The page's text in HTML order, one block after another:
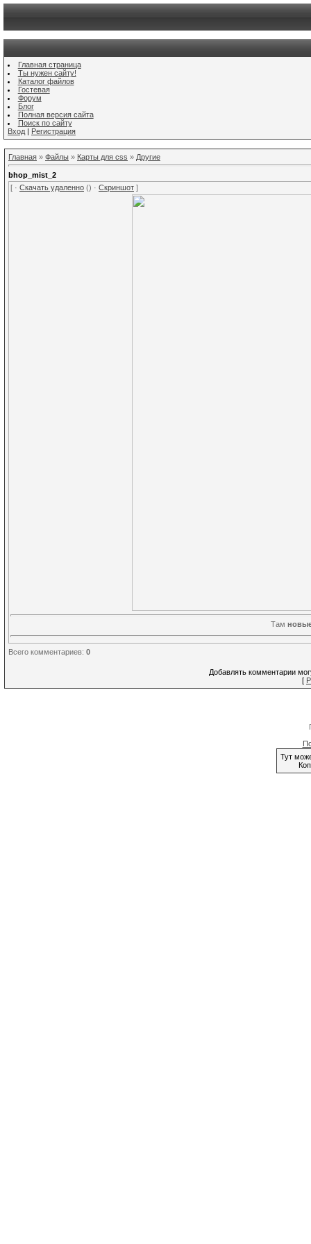
Главная страница
Ты нужен сайту!
Каталог файлов
Гостевая
Форум
Блог
Полная версия сайта
Поиск по сайту
Вход | Регистрация
Главная » Файлы » Карты для css » Другие
bhop_mist_2
[ · Скачать удаленно () · Скриншот ]
Там
Всего комментариев: 0
Добавлять комментарии
[
Тут